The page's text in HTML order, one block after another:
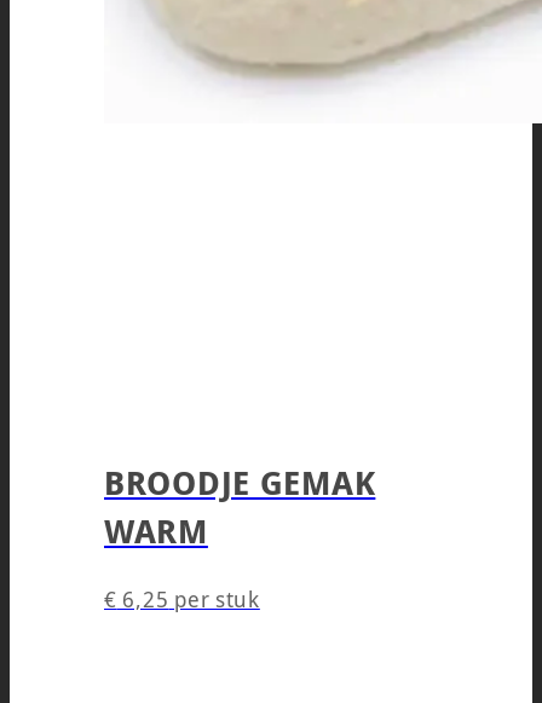
BROODJE GEMAK
WARM
€ 6,25 per stuk